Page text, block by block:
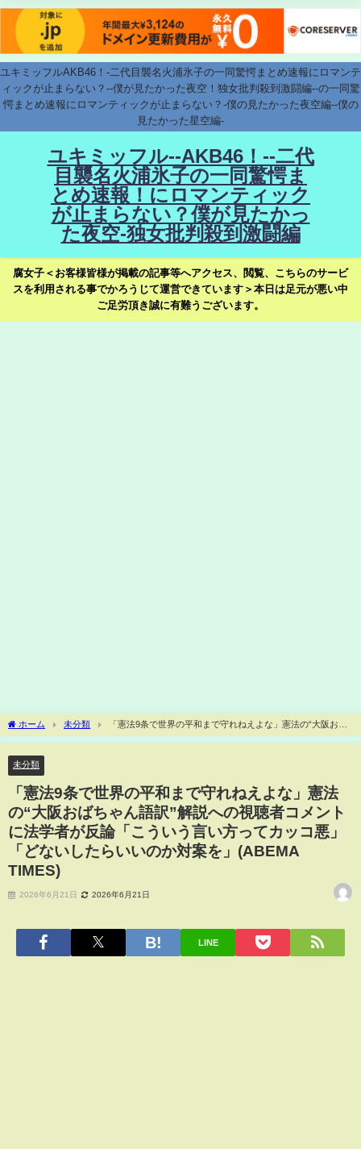
ユキミッフルAKB46！-二代目襲名火浦氷子の一同驚愕まとめ速報にロマンテ
ィックが止まらない？--僕が見たかった夜空！独女批判殺到激闘編--の一同驚
愕まとめ速報にロマンティックが止まらない？-僕の見たかった夜空編--僕の
見たかった星空編-
ユキミッフル--AKB46！--二代
目襲名火浦氷子の一同驚愕ま
とめ速報！にロマンティック
が止まらない？僕が見たかっ
た夜空-独女批判殺到激闘編
腐女子＜お客様皆様が掲載の記事等へアクセス、閲覧、こちらのサービ
スを利用される事でかろうじて運営できています＞本日は足元が悪い中
ご足労頂き誠に有難うございます。
ホーム 未分類
「憲法9条で世界の平和まで守れねえよな」憲法の“大阪おば
ちゃん語訳”解説への視聴者コメントに法学者が反論「こういう言い方ってカッコ悪」
未分類
「憲法9条で世界の平和まで守れねえよな」憲法
の“大阪おばちゃん語訳”解説への視聴者コメント
に法学者が反論「こういう言い方ってカッコ悪」
「どないしたらいいのか対案を」(ABEMA
TIMES)
2026年6月21日 2026年6月21日
LINE